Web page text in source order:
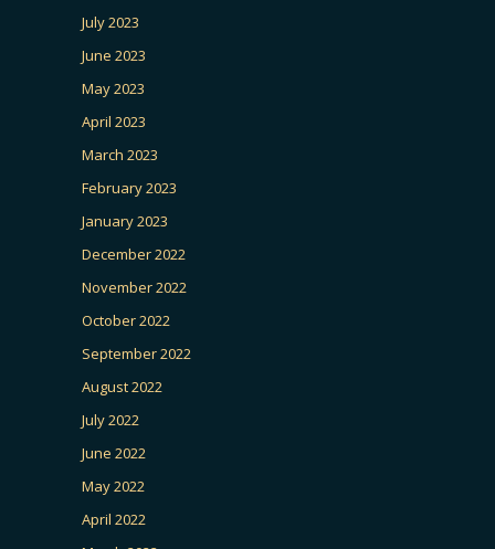
July 2023
June 2023
May 2023
April 2023
March 2023
February 2023
January 2023
December 2022
November 2022
October 2022
September 2022
August 2022
July 2022
June 2022
May 2022
April 2022